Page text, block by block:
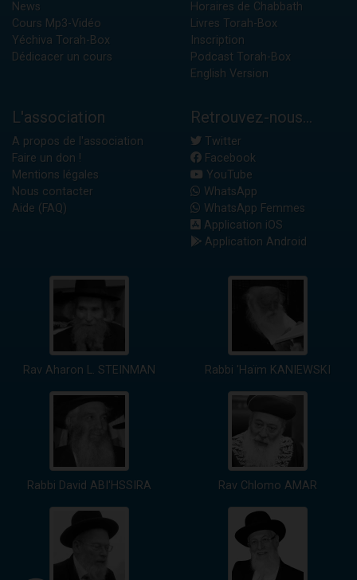
News
Cours Mp3-Vidéo
Yéchiva Torah-Box
Dédicacer un cours
Horaires de Chabbath
Livres Torah-Box
Inscription
Podcast Torah-Box
English Version
L'association
A propos de l'association
Faire un don !
Mentions légales
Nous contacter
Aide (FAQ)
Retrouvez-nous...
Twitter
Facebook
YouTube
WhatsApp
WhatsApp Femmes
Application iOS
Application Android
Rav Aharon L. STEINMAN Rabbi 'Haïm KANIEWSKI
Rabbi David ABI'HSSIRA Rav Chlomo AMAR